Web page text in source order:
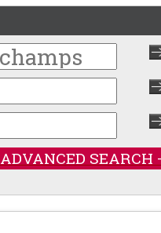
ADVANCED SEARCH